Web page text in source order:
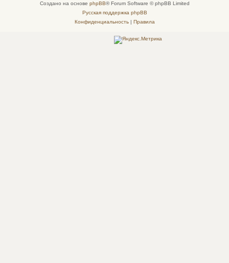
Создано на основе phpBB® Forum Software © phpBB Limited
Русская поддержка phpBB
Конфиденциальность| Правила